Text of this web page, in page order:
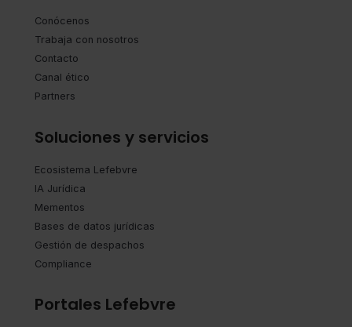
Conócenos
Trabaja con nosotros
Contacto
Canal ético
Partners
Soluciones y servicios
Ecosistema Lefebvre
IA Jurídica
Mementos
Bases de datos jurídicas
Gestión de despachos
Compliance
Portales Lefebvre